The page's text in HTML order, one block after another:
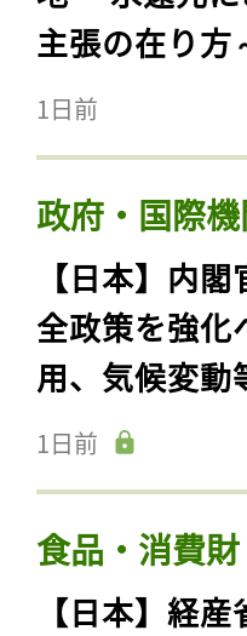
主張の在り方
1日前
政府・国際
【日本】内
全政策を強化
用、気候変動
1日前
食品・消費
【日本】経